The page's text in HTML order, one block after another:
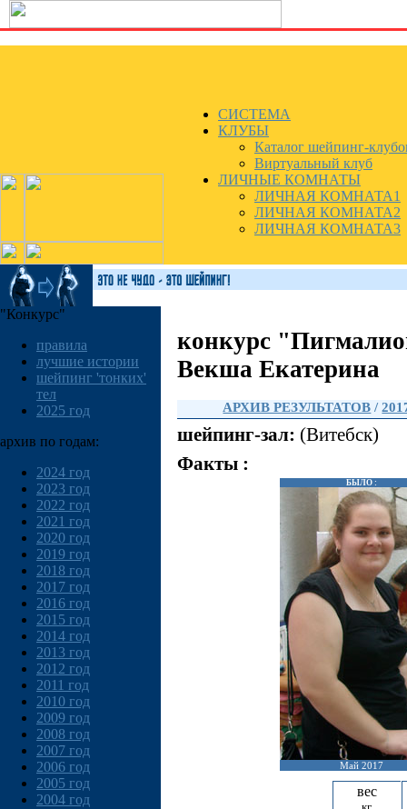
СИСТЕМА
КЛУБЫ
Каталог шейпинг-
Виртуальный клуб
ЛИЧНЫЕ КОМНАТЫ
ЛИЧНАЯ КОМНАТА1
ЛИЧНАЯ КОМНАТА2
ЛИЧНАЯ КОМНАТА3
"Конкурс"
правила
лучшие истории
шейпинг 'тонких'
тел
2025 год
архив по годам:
2024 год
2023 год
2022 год
2021 год
2020 год
2019 год
2018 год
2017 год
2016 год
2015 год
2014 год
2013 год
2012 год
2011 год
2010 год
2009 год
2008 год
2007 год
2006 год
2005 год
2004 год
конкурс
Векша Екатерина
АРХИВ РЕЗУЛЬТАТОВ /
шейпинг-зал: (Витебск)
Факты :
БЫЛО :
Май 2017
вес